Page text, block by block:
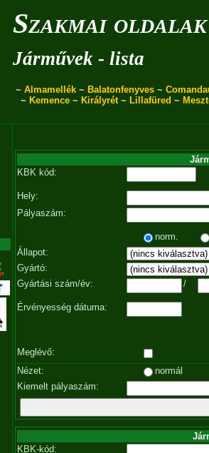
Szakmai oldalak
Járművek - lista
~ Almamellék ~ Balatonfenyves ~
~ Kemence~ Királyrét~ Lillafüred ~
KBK kód:
Hely:
Pályaszám:
norm.
Állapot:
Gyártó:
Gyártási szám/év:
/
Érvényesség dátuma:
Meglévő:
Nézet:
normál
Kiemelt pályaszám:
KBK-kód: